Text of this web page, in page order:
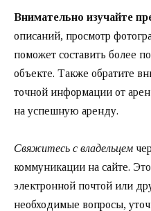
Внимательно изучайте
описаний, просмотр
поможет составить более
объекте. Также обратите
точной информации от
на успешную аренду.
Свяжитесь с владельцем
коммуникации на сайте.
электронной почтой или
необходимые вопросы,